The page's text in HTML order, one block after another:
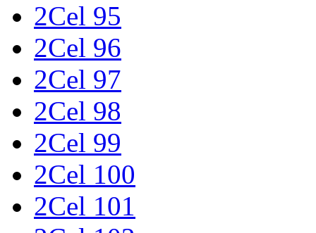
2Cel 95
2Cel 96
2Cel 97
2Cel 98
2Cel 99
2Cel 100
2Cel 101